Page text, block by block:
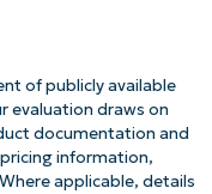
of publicly available
evaluation draws on
documentation and
information,
applicable, details